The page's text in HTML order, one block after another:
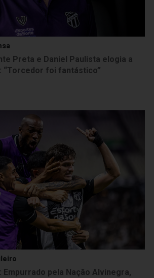
Preta e Daniel Paulista elogia a
“Torcedor foi fantástico”
Empurrado pela Nação Alvinegra,